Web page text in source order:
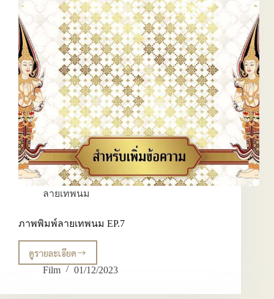
ลายเทพนม
ภาพพิมพ์ลายเทพนม EP.7
ดูรายละเอียด
ภาพ
พิมพ์
เทพนม
Film 01/12/2023